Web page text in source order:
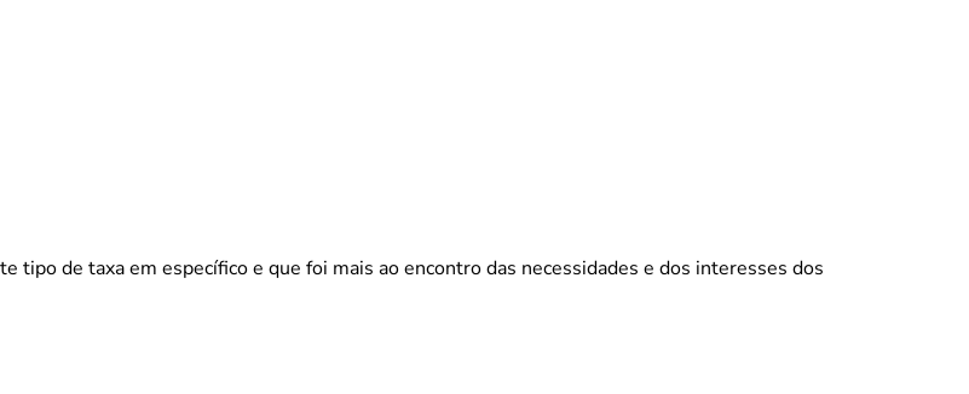
tipo de taxa em específico e que foi mais ao encontro das necessidades e dos interesses dos